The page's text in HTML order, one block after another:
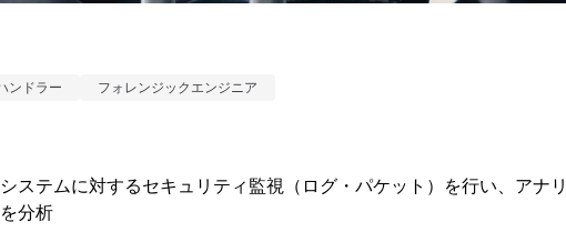
ンドラー フォレンジックエンジニア
ステムに対するセキュリティ監視（ログ・パケット）を行い、アナリ
分析